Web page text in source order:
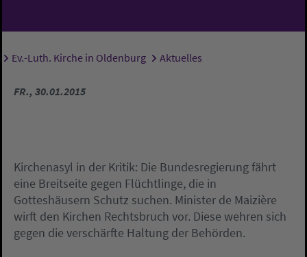
Sie sind hier:
Ev.-Luth. Kirche in Oldenburg Aktuelles
FR., 30.01.2015
Kirchenasyl in der Kritik: Die Bundesregierung fährt
eine Breitseite gegen Flüchtlinge, die in
Gotteshäusern Schutz suchen. Minister de Maizière
wirft den Kirchen Rechtsbruch vor. Diese wehren sich
gegen die verschärfte Haltung der Behörden.